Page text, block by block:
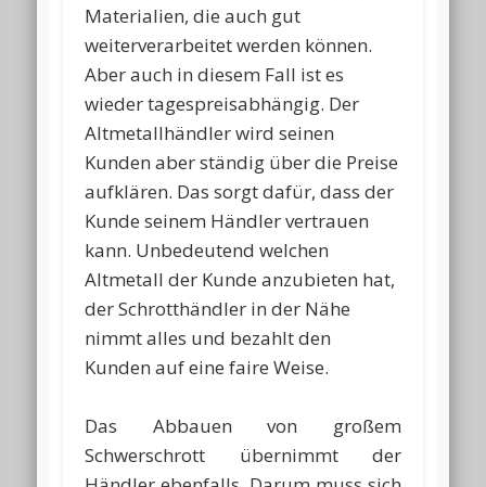
Materialien, die auch gut
weiterverarbeitet werden können.
Aber auch in diesem Fall ist es
wieder tagespreisabhängig. Der
Altmetallhändler wird seinen
Kunden aber ständig über die Preise
aufklären. Das sorgt dafür, dass der
Kunde seinem Händler vertrauen
kann. Unbedeutend welchen
Altmetall der Kunde anzubieten hat,
der Schrotthändler in der Nähe
nimmt alles und bezahlt den
Kunden auf eine faire Weise.
Das Abbauen von großem
Schwerschrott übernimmt der